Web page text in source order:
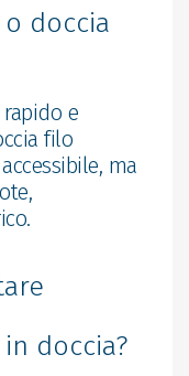
doccia
e
filo
ma
doccia?